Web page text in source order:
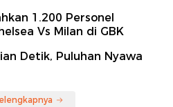
1.200 Personel
Vs Milan di GBK
Detik, Puluhan Nyawa